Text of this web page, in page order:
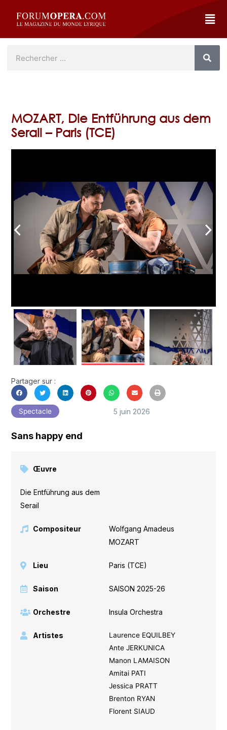
MOZART, Die Entführung aus dem
Serail – Paris (TCE)
arrow_back_ios arrow_forward_ios
Partager sur :
Spectacle 5 juin 2026
Sans happy end
Œuvre
Die Entführung aus dem
Serail
Compositeur
Wolfgang Amadeus
MOZART
Lieu Paris (TCE)
Saison SAISON 2025-26
Orchestre Insula Orchestra
Artistes
Laurence EQUILBEY
Ante JERKUNICA
Manon LAMAISON
Amitai PATI
Jessica PRATT
Brenton RYAN
Florent SIAUD